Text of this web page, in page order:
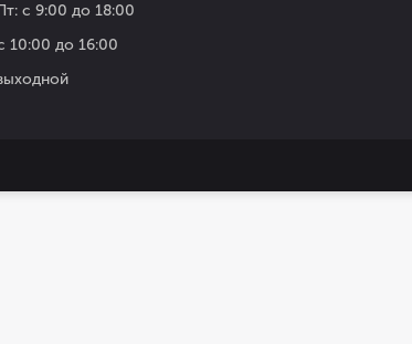
с 9:00 до 18:00
10:00 до 16:00